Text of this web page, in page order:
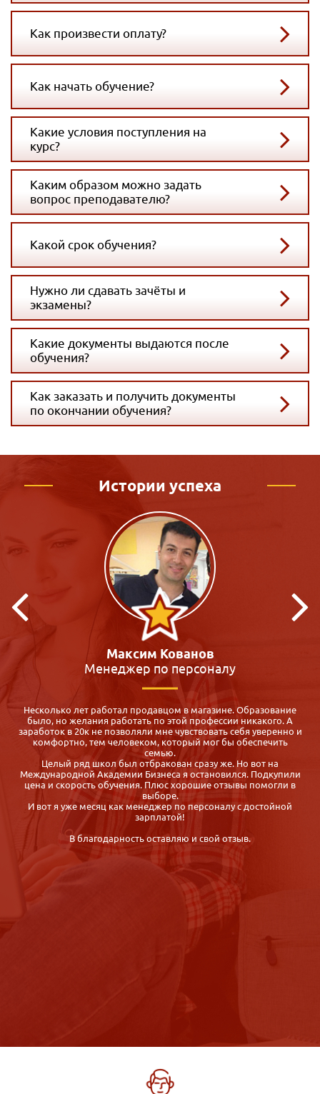
Как произвести оплату?
Как начать обучение?
Какие условия поступления на
курс?
Каким образом можно задать
вопрос преподавателю?
Какой срок обучения?
Нужно ли сдавать зачёты и
экзамены?
Какие документы выдаются после
обучения?
Как заказать и получить документы
по окончании обучения?
Истории успеха
Кристина Макиенко
Преподаватель
Я всегда мечтала работать с детьми, много участвовала в
волонтёрской деятельности, но на работу меня не брали. К
сожалению, образование было не профильное. Долго искала
вуз или какие-нибудь курсы по детской психологии в моём
городе, но так ничего и не нашла. Потом мне посоветовали
Международную академию бизнеса, там можно пройти
обучение удалённо - через Интернет. И теперь я Вам советую
эту академию! Курс проходится удобно и быстро, диплом
присылают по почте заказным письмом. И всё это за разумные
деньги!
Пару дней назад я прошла собеседование в детский
развивающий центр, сегодня был мой первый рабочий день! Я
очень счастлива!